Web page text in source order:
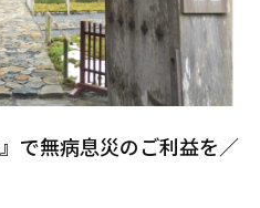
で無病息災のご利益を／